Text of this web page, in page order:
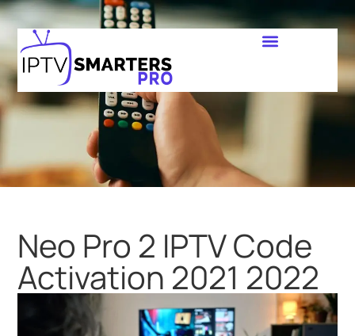
Neo Pro 2 IPTV Code
Activation 2021 2022